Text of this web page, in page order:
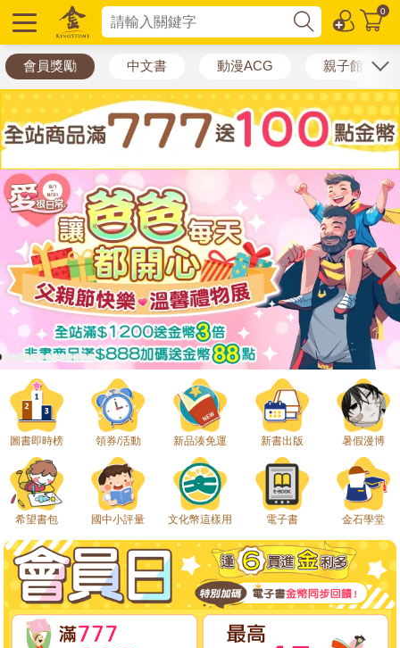
0
選擇分類
會員獎勵 中文書 動漫ACG 親子館
圖書即時榜 領券/活動 新品湊免運 新書出版 暑假漫博
希望書包 國中小評量 文化幣這樣用 電子書 金石學堂